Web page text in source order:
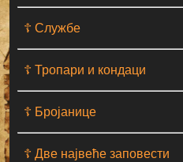
☦ Службе
☦ Тропари и кондаци
☦ Бројанице
☦ Две највеће заповести